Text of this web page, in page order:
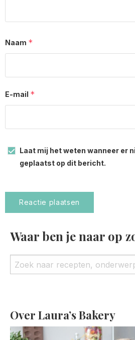
Naam *
E-mail *
Laat mij het weten wanneer er
geplaatst op dit bericht.
Waar ben je naar op
Over Laura’s Bakery